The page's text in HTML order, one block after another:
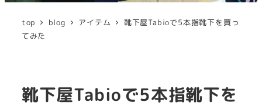
top blog アイテム
靴下屋Tabioで5本指靴下を買っ
てみた
靴下屋Tabioで5本指靴下を